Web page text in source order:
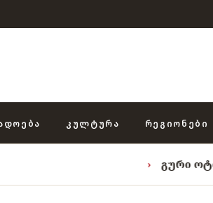
ᲙᲣᲚᲢᲣᲠᲐ ᲠᲔᲒᲘᲝᲜᲔᲑᲘ
გური ოტობაიას